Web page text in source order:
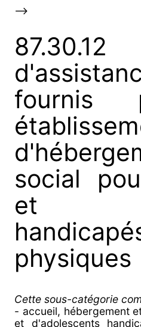
-->
87.30.12
fournis
social
et
physiques
Cette sous-catégorie
- accueil, hébergement
et d'adolescents